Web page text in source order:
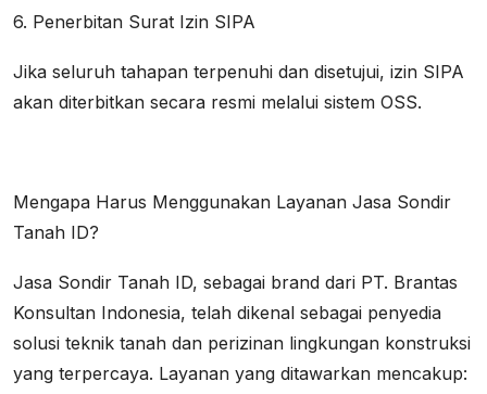
6. Penerbitan Surat Izin SIPA
Jika seluruh tahapan terpenuhi dan disetujui, izin SIPA
akan diterbitkan secara resmi melalui sistem OSS.
Mengapa Harus Menggunakan Layanan Jasa Sondir
Tanah ID?
Jasa Sondir Tanah ID, sebagai brand dari PT. Brantas
Konsultan Indonesia, telah dikenal sebagai penyedia
solusi teknik tanah dan perizinan lingkungan konstruksi
yang terpercaya. Layanan yang ditawarkan mencakup: